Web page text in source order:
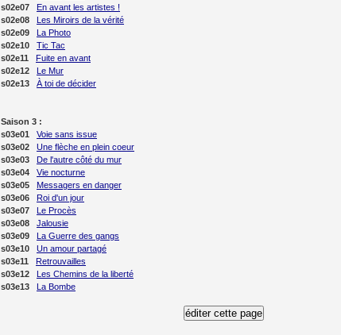
s02e07
En avant les artistes !
s02e08
Les Miroirs de la vérité
s02e09
La Photo
s02e10
Tic Tac
s02e11
Fuite en avant
s02e12
Le Mur
s02e13
À toi de décider
Saison 3 :
s03e01
Voie sans issue
s03e02
Une flèche en plein coeur
s03e03
De l'autre côté du mur
s03e04
Vie nocturne
s03e05
Messagers en danger
s03e06
Roi d'un jour
s03e07
Le Procès
s03e08
Jalousie
s03e09
La Guerre des gangs
s03e10
Un amour partagé
s03e11
Retrouvailles
s03e12
Les Chemins de la liberté
s03e13
La Bombe